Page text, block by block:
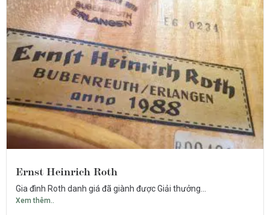
Ernst Heinrich Roth
Gia đình Roth danh giá đã giành được Giải thưởng...
Xem thêm..